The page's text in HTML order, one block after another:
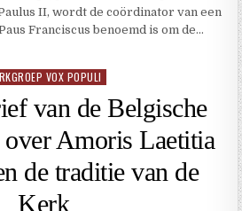
II, wordt de coördinator van een
Franciscus benoemd is om de…
VOX POPULI
van de Belgische
over Amoris Laetitia
de traditie van de
Kerk